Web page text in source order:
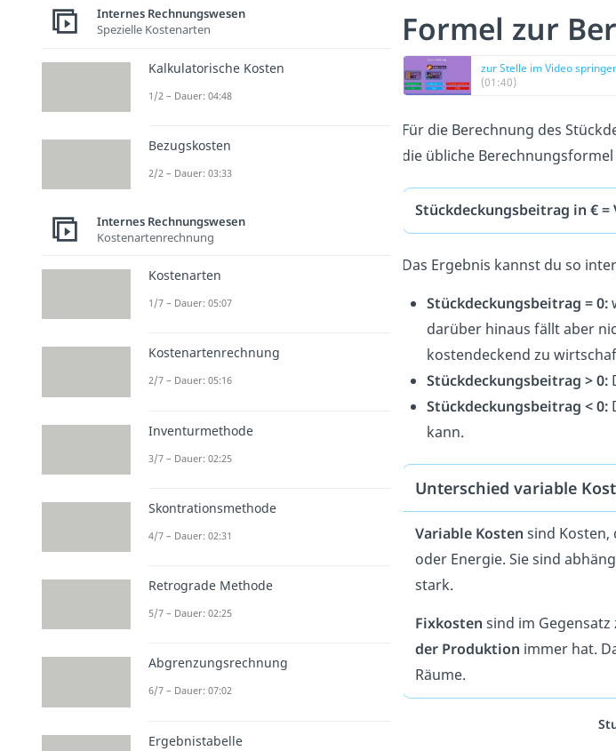
Formel zur
zur Stelle im Video
(01:40)
Für die Berechnung des
die übliche
Stückdeckungsbeitrag in €
Das Ergebnis kannst du so
Stückdeckungsbeitrag = 0:
darüber hinaus fällt aber
kostendeckend zu
Stückdeckungsbeitrag > 0:
Stückdeckungsbeitrag < 0:
kann.
Unterschied variable
Variable Kosten sind Kosten,
oder Energie. Sie sind
stark.
Fixkosten sind im
der Produktion immer hat.
Räume.
Internes Rechnungswesen
Spezielle Kostenarten
Kalkulatorische Kosten
1/2 – Dauer: 04:48
Bezugskosten
2/2 – Dauer: 03:33
Internes Rechnungswesen
Kostenartenrechnung
Kostenarten
1/7 – Dauer: 05:07
Kostenartenrechnung
2/7 – Dauer: 05:16
Inventurmethode
3/7 – Dauer: 02:25
Skontrationsmethode
4/7 – Dauer: 02:31
Retrograde Methode
5/7 – Dauer: 02:25
Abgrenzungsrechnung
6/7 – Dauer: 07:02
Ergebnistabelle